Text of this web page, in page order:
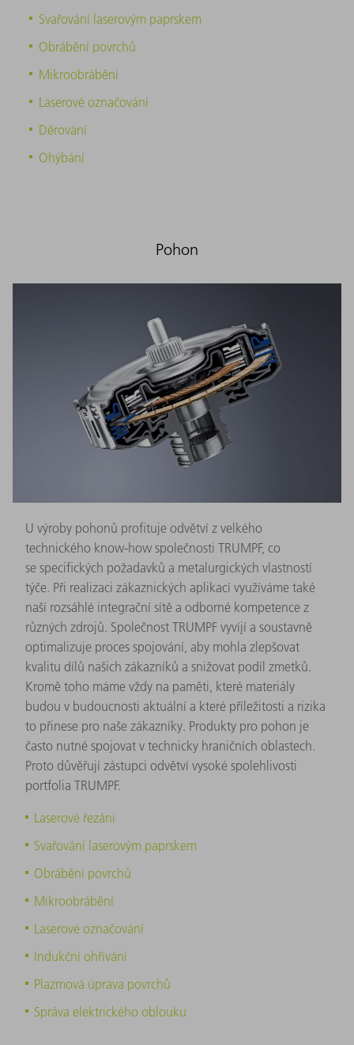
Svařování laserovým paprskem
Obrábění povrchů
Mikroobrábění
Laserové označování
Děrování
Ohýbání
Pohon
U výroby pohonů profituje odvětví z velkého
technického know-how společnosti TRUMPF, co
se specifických požadavků a metalurgických vlastností
týče. Při realizaci zákaznických aplikací využíváme také
naší rozsáhlé integrační sítě a odborné kompetence z
různých zdrojů. Společnost TRUMPF vyvíjí a soustavně
optimalizuje proces spojování, aby mohla zlepšovat
kvalitu dílů našich zákazníků a snižovat podíl zmetků.
Kromě toho máme vždy na paměti, které materiály
budou v budoucnosti aktuální a které příležitosti a rizika
to přinese pro naše zákazníky. Produkty pro pohon je
často nutné spojovat v technicky hraničních oblastech.
Proto důvěřují zástupci odvětví vysoké spolehlivosti
portfolia TRUMPF.
Laserové řezání
Svařování laserovým paprskem
Obrábění povrchů
Mikroobrábění
Laserové označování
Indukční ohřívání
Plazmová úprava povrchů
Správa elektrického oblouku